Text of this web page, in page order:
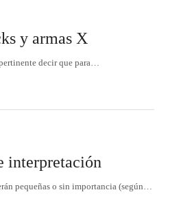
y armas X
decir que para…
interpretación
pequeñas o sin importancia (según…